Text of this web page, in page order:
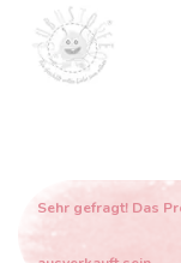
Sehr gefragt! Das